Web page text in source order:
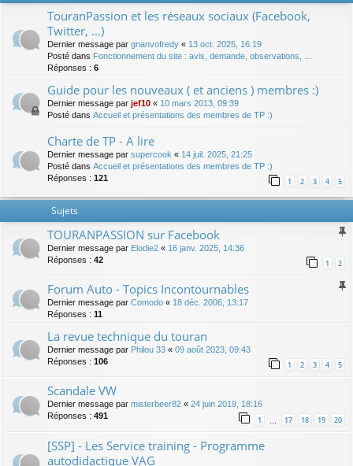
TouranPassion et les réseaux sociaux (Facebook,
Twitter, ...)
Dernier message par gnanvofredy « 13 oct. 2025, 16:19
Posté dans Fonctionnement du site : avis, demande, observations, ...
Réponses : 6
Guide pour les nouveaux ( et anciens ) membres :)
Dernier message par jef10 « 10 mars 2013, 09:39
Posté dans Accueil et présentations des membres de TP :)
Charte de TP - A lire
Dernier message par supercook « 14 juil. 2025, 21:25
Posté dans Accueil et présentations des membres de TP :)
Réponses : 121 1 2 3 4 5
Sujets
TOURANPASSION sur Facebook
Dernier message par Elodie2 « 16 janv. 2025, 14:36
Réponses : 42 1 2
Forum Auto - Topics Incontournables
Dernier message par Comodo « 18 déc. 2006, 13:17
Réponses : 11
La revue technique du touran
Dernier message par Philou 33 « 09 août 2023, 09:43
Réponses : 106 1 2 3 4 5
Scandale VW
Dernier message par misterbeer82 « 24 juin 2019, 18:16
Réponses : 491 1 17 18 19 20
[SSP] - Les Service training - Programme
autodidactique VAG